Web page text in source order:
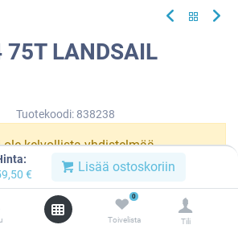
€ Lisää ostoskoriin
0
Toivelista Tili
LANDSAIL
Tuotekoodi: 838238
kelvollista yhdistelmää.